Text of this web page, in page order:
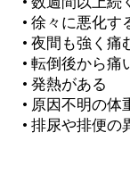
• 徐々に悪化す
• 夜間も強く痛
• 転倒後から痛
• 発熱がある
• 原因不明の体
• 排尿や排便の